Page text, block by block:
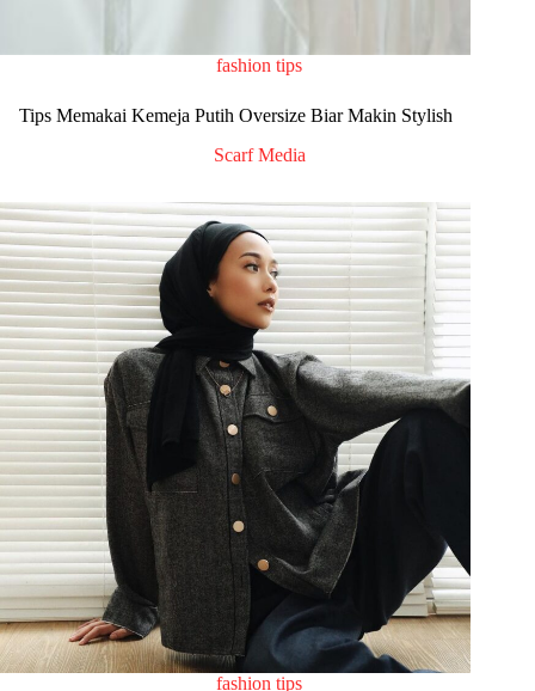
fashion tips
Tips Memakai Kemeja Putih Oversize Biar Makin Stylish
Scarf Media
fashion tips